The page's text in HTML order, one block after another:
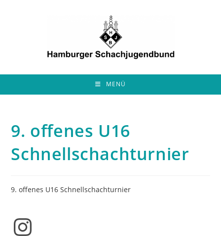
MENÜ
9. offenes U16
Schnellschachturnier
9. offenes U16 Schnellschachturnier
Instagram